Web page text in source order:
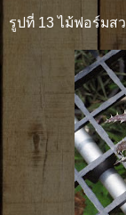
รูปที่ 13 ไม้ฟอร์มส